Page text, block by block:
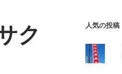
ク
人気の投稿